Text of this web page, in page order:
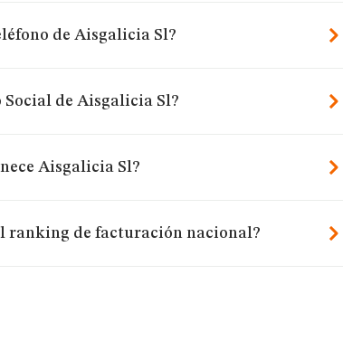
de Aisgalicia Sl?
de Aisgalicia Sl?
Aisgalicia Sl?
ranking de facturación nacional?